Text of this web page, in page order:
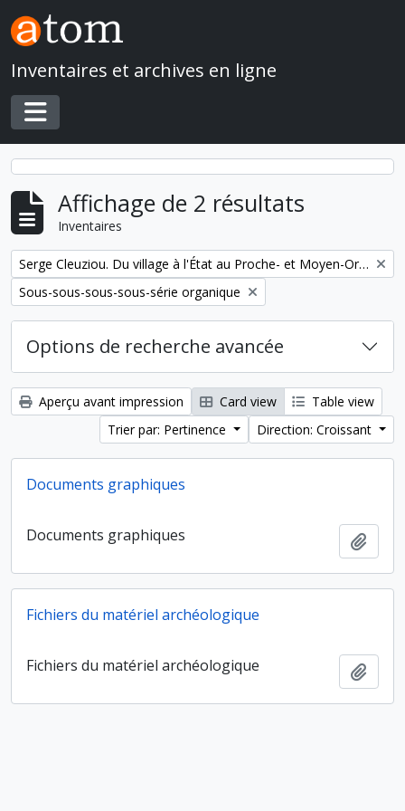
Skip to main content
Inventaires et archives en ligne
Toggle navigation
Affichage de 2 résultats
Inventaires
Remove filter:
Serge Cleuziou. Du village à l'État au Proche- et Moyen-Orient
Remove filter:
Sous-sous-sous-sous-série organique
Options de recherche avancée
Aperçu avant impression Card view
Table view
Trier par: Pertinence
Direction: Croissant
Documents graphiques
Documents graphiques
Fichiers du matériel archéologique
Fichiers du matériel archéologique